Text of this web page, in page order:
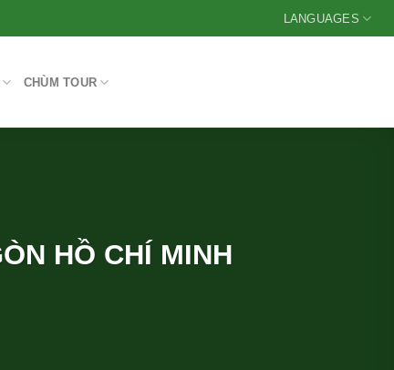
LANGUAGES
CHÙM TOUR
HỒ CHÍ MINH